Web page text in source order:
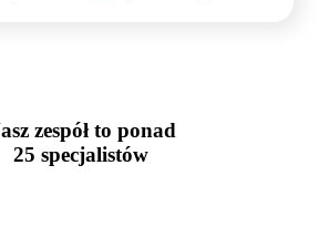
zespół to ponad
25 specjalistów